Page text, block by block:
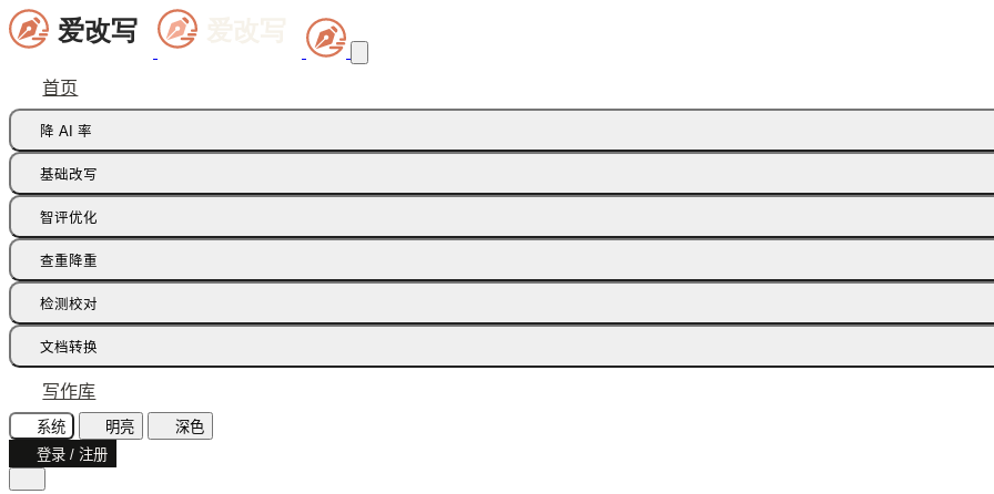
首页
降 AI 率
痕迹橡皮擦
多语种降痕
基础改写
同义词替换
智评优化
批注智改
查重降重
论文降重
检测校对
AI 文本检测(中文)
AI 文本检测(英文)
AI 图片检测
AI味诊断
文本纠错
文档转换
飞书文档
智能读文
文档识别
写作库
系统 明亮
深色
登录 / 注册